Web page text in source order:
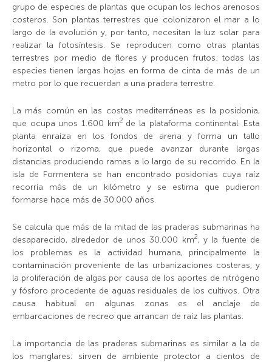
grupo de especies de plantas que ocupan los lechos arenosos
costeros. Son plantas terrestres que colonizaron el mar a lo
largo de la evolución y, por tanto, necesitan la luz solar para
realizar la fotosíntesis. Se reproducen como otras plantas
terrestres por medio de flores y producen frutos; todas las
especies tienen largas hojas en forma de cinta de más de un
metro por lo que recuerdan a una pradera terrestre.
La más común en las costas mediterráneas es la posidonia,
que ocupa unos 1.600 km2 de la plataforma continental. Esta
planta enraíza en los fondos de arena y forma un tallo
horizontal o rizoma, que puede avanzar durante largas
distancias produciendo ramas a lo largo de su recorrido. En la
isla de Formentera se han encontrado posidonias cuya raíz
recorría más de un kilómetro y se estima que pudieron
formarse hace más de 30.000 años.
Se calcula que más de la mitad de las praderas submarinas ha
desaparecido, alrededor de unos 30.000 km2, y la fuente de
los problemas es la actividad humana, principalmente la
contaminación proveniente de las urbanizaciones costeras, y
la proliferación de algas por causa de los aportes de nitrógeno
y fósforo procedente de aguas residuales de los cultivos. Otra
causa habitual en algunas zonas es el anclaje de
embarcaciones de recreo que arrancan de raíz las plantas.
La importancia de las praderas submarinas es similar a la de
los manglares: sirven de ambiente protector a cientos de